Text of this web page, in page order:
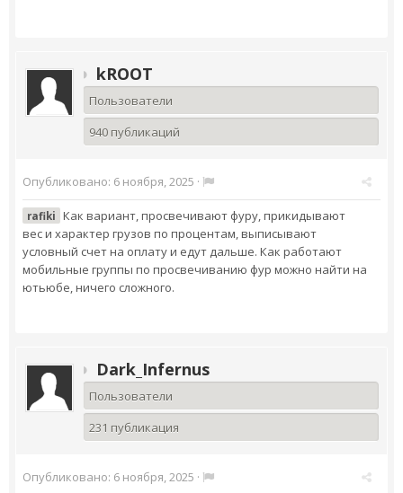
kROOT
Пользователи
940 публикаций
Опубликовано: 6 ноября, 2025 ·
rafiki Как вариант, просвечивают фуру, прикидывают
вес и характер грузов по процентам, выписывают
условный счет на оплату и едут дальше. Как работают
мобильные группы по просвечиванию фур можно найти на
ютьюбе, ничего сложного.
Dark_Infernus
Пользователи
231 публикация
Опубликовано: 6 ноября, 2025 ·